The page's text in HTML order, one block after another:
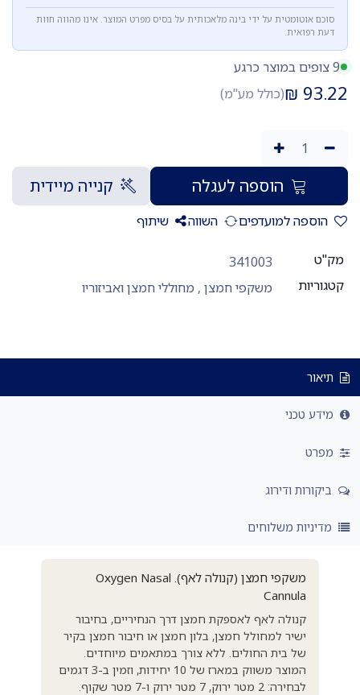
סוכם אוטומטית על ידי בינה מלאכותית על בסיס מפרט המוצר. אינו מהווה חוות
דעת רפואית.
9 צופים במוצר כרגע
93.22
₪(כולל מע"מ)
הוספה לעגלה קנייה מיידית
הוספה למועדפים השווה שיתוף
מק"ט
341003
קטגוריות
משקפי חמצן, מחוללי חמצן ואביזוריו
תיאור
מידע טכני
מפרט
ביקורות ודירוג
מדיניות משלוחים
משקפי חמצן (קנולה לאף). Oxygen Nasal
Cannula
קנולה לאף לאספקת חמצן דרך הנחיריים, בחיבור
ישיר למחולל חמצן, בלון חמצן או חיבור חמצן בקיר
של בית החולים. ללא צורך במתאמים מיוחדים.
המוצר משווק במארז של 10 יחידות, וזמין ב-3 דגמים
לבחירה: 2 מטר ירוק, 7 מטר ירוק ו-7 מטר שקוף.